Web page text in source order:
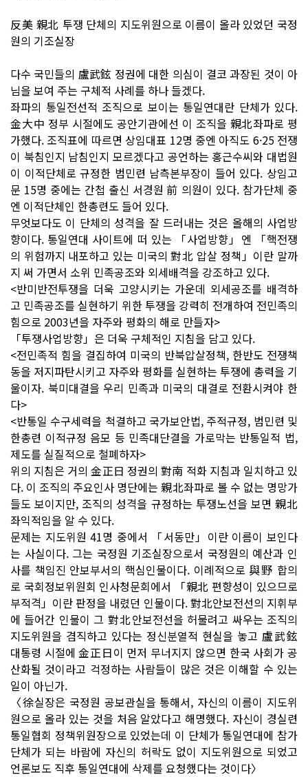
反美 親北 투쟁 단체의 지도위원으로 이름이 올라 있었던 국정
원의 기조실장
다수 국민들의 盧武鉉 정권에 대한 의심이 결코 과장된 것이 아
님을 보여 주는 구체적 사례를 하나 들겠다.
좌파의 통일전선적 조직으로 보이는 통일연대란 단체가 있다.
金大中 정부 시절에도 공안기관에선 이 조직을 親北좌파로 평
가했다. 조직표에 따르면 상임대표 12명 중엔 아직도 6·25 전쟁
이 북침인지 남침인지 모르겠다고 공언하는 홍근수씨와 대법원
이 이적단체로 규정한 범민련 남측본부장이 들어 있다. 상임고
문 15명 중에는 간첩 출신 서경원 前 의원이 있다. 참가단체 중
엔 이적단체인 한총련도 들어 있다.
무엇보다도 이 단체의 성격을 잘 드러내는 것은 올해의 사업방
향이다. 통일연대 사이트에 떠 있는 「사업방향」엔 「핵전쟁
의 위험까지 내포하고 있는 미국의 對北 압살 정책」이란 말까
지 써 가면서 소위 민족공조와 외세배격을 강조하고 있다.
<반미반전투쟁을 더욱 고양시키는 가운데 외세공조를 배격하
고 민족공조를 실현하기 위한 투쟁을 강력히 전개하여 전민족의
힘으로 2003년을 자주와 평화의 해로 만들자>
「투쟁사업방향」은 더욱 구체적인 지침을 담고 있다.
<전민족적 힘을 결집하여 미국의 반북압살정책, 한반도 전쟁책
동을 저지파탄시키고 자주와 평화를 실현하는 투쟁에 총력을 기
울이자. 북미대결을 우리 민족과 미국의 대결로 전환시켜야 한
다>
<반통일 수구세력을 척결하고 국가보안법, 주적규정, 범민련 및
한총련 이적규정 음모 등 민족대단결을 가로막는 반통일적 법,
제도를 실질적으로 철폐하자>
위의 지침은 거의 金正日 정권의 對南 적화 지침과 일치하고 있
다. 이 조직의 주요인사 명단에는 親北좌파로 볼 수 없는 명망가
들도 보이지만, 조직의 성격을 규정하는 투쟁노선을 보면 親北
좌익적임을 알 수 있다.
문제는 지도위원 41명 중에서 「서동만」이란 이름이 보인다
는 사실이다. 그는 국정원 기조실장으로서 국정원의 예산과 인
사를 책임진 안보부서의 핵심인물이다. 이례적으로 與野 합의
로 국회정보위원회 인사청문회에서 「親北 편향성이 있으므로
부적격」이란 판정을 내렸던 인물이다. 對北안보전선의 지휘부
에 들어간 인물이 그 對北안보전선을 허물려고 싸우는 조직의
지도위원을 겸직하고 있다는 정신분열적 현실을 놓고 盧武鉉
대통령 시절에 金正日이 먼저 무너지지 않으면 한국 사회가 공
산화될 것이라고 걱정하는 사람들이 많은 것은 이해할 수 있는
일이 아닌가.
〈徐실장은 국정원 공보관실을 통해서, 자신의 이름이 지도위
원으로 올라 있는 것을 처음 알았다고 해명했다. 자신이 경실련
통일협회 정책위원장으로 있었는데 이 단체가 통일연대에 참가
단체가 되는 바람에 자신의 허락도 없이 지도위원으로 되었고
언론보도 직후 통일연대에 삭제를 요청했다는 것이다〉